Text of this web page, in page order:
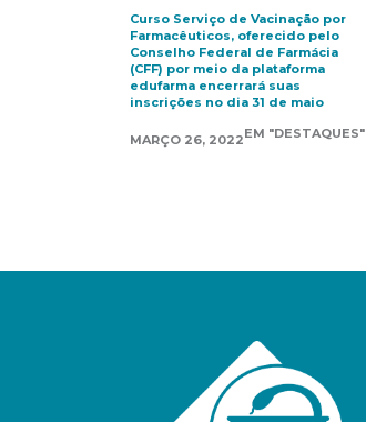
Curso Serviço de Vacinação por
Farmacêuticos, oferecido pelo
Conselho Federal de Farmácia
(CFF) por meio da plataforma
edufarma encerrará suas
inscrições no dia 31 de maio
MARÇO 26, 2022EM "DESTAQUES"